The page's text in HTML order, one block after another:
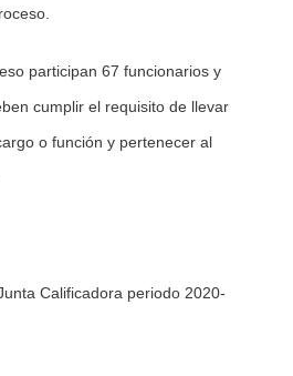
participan 67 funcionarios y
cumplir el requisito de llevar
o función y pertenecer al
Calificadora periodo 2020-